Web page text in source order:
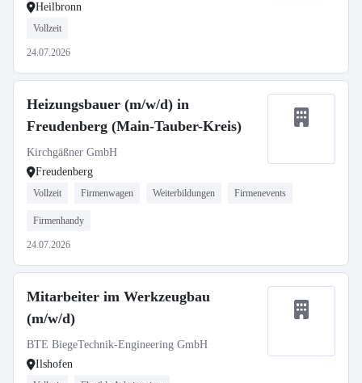
Heilbronn
Vollzeit
24.07.2026
Heizungsbauer (m/w/d) in
Freudenberg (Main-Tauber-Kreis)
Kirchgäßner GmbH
Freudenberg
Vollzeit Firmenwagen Weiterbildungen Firmenevents
Firmenhandy
24.07.2026
Mitarbeiter im Werkzeugbau
(m/w/d)
BTE BiegeTechnik-Engineering GmbH
Ilshofen